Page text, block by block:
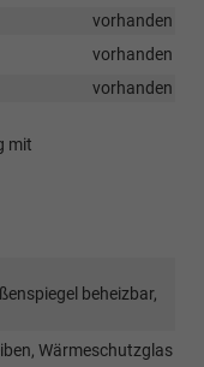
vorhanden
vorhanden
vorhanden
mit
beheizbar,
Wärmeschutzglas